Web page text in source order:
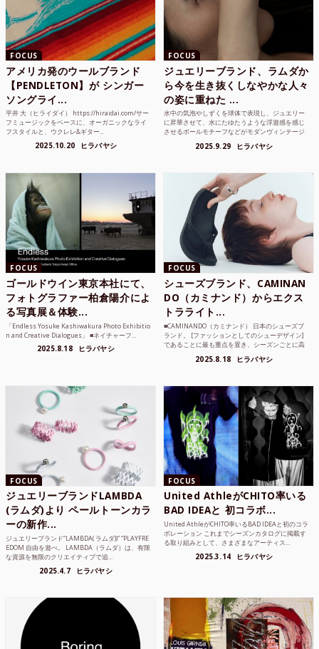
FOCUS
アメリカ発のウールブランド
【PENDLETON】が シンガー
ソングライ...
平井 大（ヒライダイ） https://hiraidai.com/サー
フミュージックをベースに、オーガニックなライ
フスタイルと、ウクレレ&ギター...
2025.10.20 ヒラバヤシ
FOCUS
ジュエリーブランド、ラムダか
ら今を生き抜くしなやかな人々
の姿に重ねた ...
水中の気泡やしずくを球体で表現し、ジュエリー
に昇華させて、水にたゆたうような浮遊感を感じ
させるボールモチーフなどがモダンヴィンテージ
2025.9.29 ヒラバヤシ
FOCUS
ゴールドウイン東京本社にて、
フォトグラファー柏倉陽介によ
る写真展＆体験...
「Endless Yosuke Kashiwakura Photo Exhibitio
n and Creative Dialogues」 ■ネイチャーフ...
2025.8.18 ヒラバヤシ
FOCUS
シューズブランド、CAMINAN
DO（カミナンド）からエクス
トラライト...
■CAMINANDO（カミナンド） 日本のシューズブ
ランド。 [ファッションとしてのシューデザイン]
であることに最も重点を置き、シーズンごとに高
2025.8.18 ヒラバヤシ
FOCUS
ジュエリーブランドLAMBDA
(ラムダ)より ペールトーンカラ
ーの新作...
ジュエリーブランド“LAMBDA( ラムダ))” “PLAYFRE
EDOM 自由を遊べ。 LAMBDA（ラムダ）は、有限
な資源を無限のクリエイティブで追...
2025.4.7 ヒラバヤシ
FOCUS
United AthleがCHITO率いる
BAD IDEAと 初コラボ...
United AthleがCHITO率いるBAD IDEAと初のコラ
ボレーション これまでシーズンカタログに掲載す
る取り組みとして、さまざまなアーティス...
2025.3.14 ヒラバヤシ